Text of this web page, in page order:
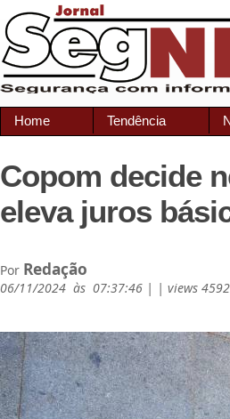
Home Tendência
Copom decide
eleva juros
Por Redação
06/11/2024 às 07:37:46 | | views 4592